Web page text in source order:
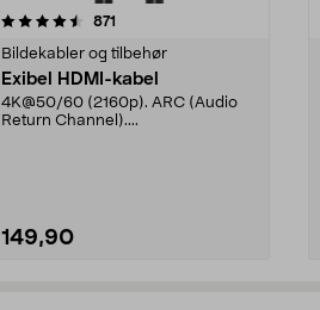
871
Bildekabler og tilbehør
Exibel HDMI-kabel
4K@50/60 (2160p). ARC (Audio
Return Channel)....
149,90
4.0 av 5 stjerner